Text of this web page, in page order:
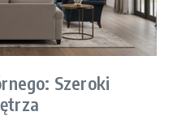
Szeroki